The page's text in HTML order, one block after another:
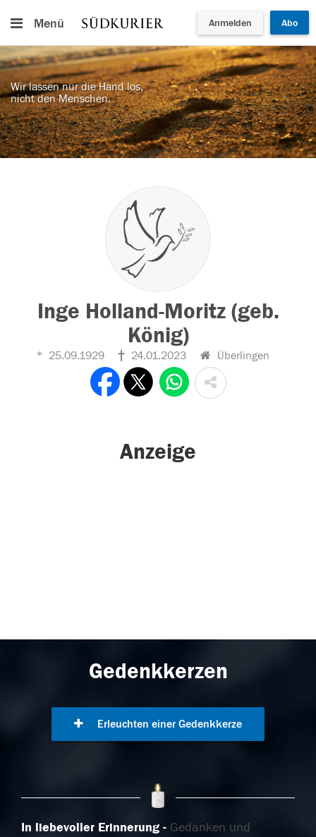
Menü Anmelden Abo
Wir lassen nur die Hand los,
nicht den Menschen.
Inge Holland-Moritz (geb.
König)
25.09.1929 24.01.2023 Überlingen
Anzeige
Gedenkkerzen
Erleuchten einer Gedenkkerze
In liebevoller Erinnerung
Gedanken und